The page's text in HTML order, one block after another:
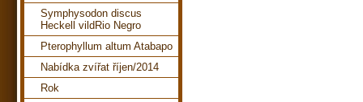
Symphysodon discus
Heckell vildRio Negro
Pterophyllum altum Atabapo
Nabídka zvířat říjen/2014
Rok